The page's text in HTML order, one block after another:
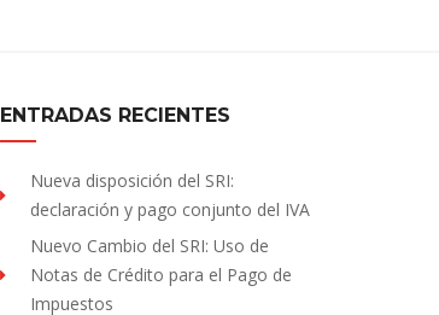
ENTRADAS RECIENTES
Nueva disposición del SRI:
declaración y pago conjunto del IVA
Nuevo Cambio del SRI: Uso de
Notas de Crédito para el Pago de
Impuestos